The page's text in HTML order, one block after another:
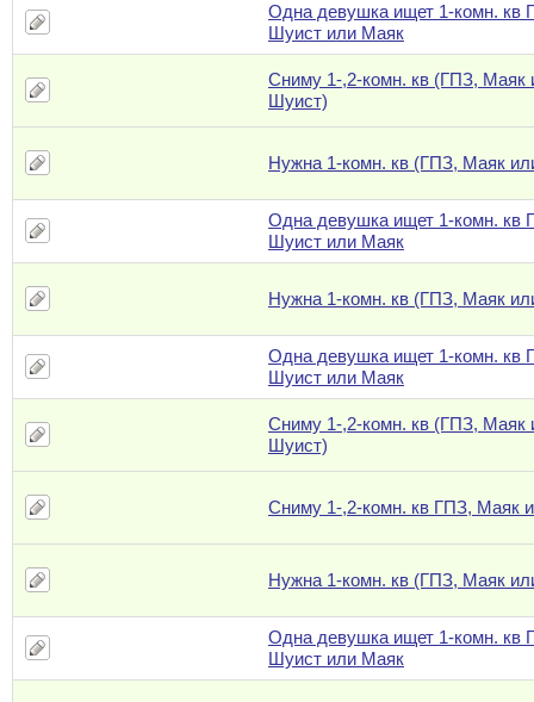
Одна девушка ищет 1-комн. кв
Шуист или Маяк
Сниму 1-,2-комн. кв (ГПЗ, Маяк
Шуист)
Нужна 1-комн. кв (ГПЗ, Маяк
Одна девушка ищет 1-комн. кв
Шуист или Маяк
Нужна 1-комн. кв (ГПЗ, Маяк
Одна девушка ищет 1-комн. кв
Шуист или Маяк
Сниму 1-,2-комн. кв (ГПЗ, Маяк
Шуист)
Сниму 1-,2-комн. кв ГПЗ, Маяк
Нужна 1-комн. кв (ГПЗ, Маяк
Одна девушка ищет 1-комн. кв
Шуист или Маяк